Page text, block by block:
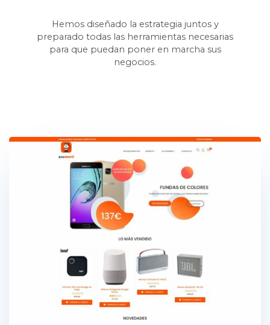
Hemos diseñado la estrategia juntos y
preparado todas las herramientas necesarias
para que puedan poner en marcha sus
negocios.